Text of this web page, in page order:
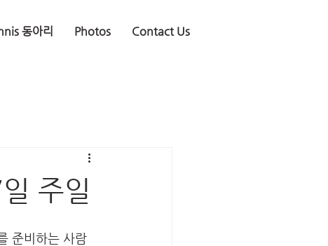
동아리 Photos Contact Us
주일
준비하는 사람